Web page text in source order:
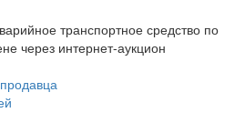
транспортное средство по
через интернет-аукцион